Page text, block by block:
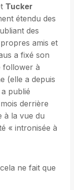
Tucker
étendu des
des
amis et
a fixé son
follower à
(elle a depuis
publié
derrière
à la vue du
« intronisée à
ne fait que